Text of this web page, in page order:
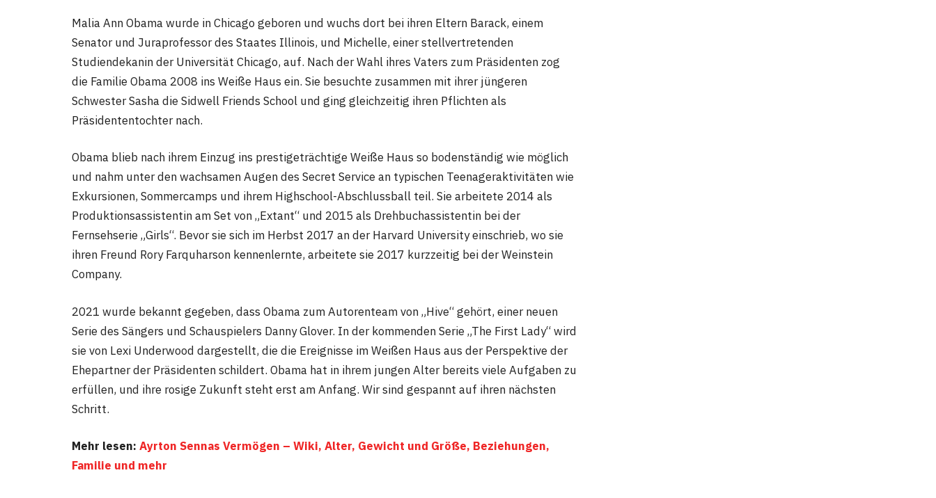
Malia Ann Obama wurde in Chicago geboren und wuchs dort bei ihren Eltern Barack, einem
Senator und Juraprofessor des Staates Illinois, und Michelle, einer stellvertretenden
Studiendekanin der Universität Chicago, auf. Nach der Wahl ihres Vaters zum Präsidenten zog
die Familie Obama 2008 ins Weiße Haus ein. Sie besuchte zusammen mit ihrer jüngeren
Schwester Sasha die Sidwell Friends School und ging gleichzeitig ihren Pflichten als
Präsidententochter nach.
Obama blieb nach ihrem Einzug ins prestigeträchtige Weiße Haus so bodenständig wie möglich
und nahm unter den wachsamen Augen des Secret Service an typischen Teenageraktivitäten wie
Exkursionen, Sommercamps und ihrem Highschool-Abschlussball teil. Sie arbeitete 2014 als
Produktionsassistentin am Set von „Extant“ und 2015 als Drehbuchassistentin bei der
Fernsehserie „Girls“. Bevor sie sich im Herbst 2017 an der Harvard University einschrieb, wo sie
ihren Freund Rory Farquharson kennenlernte, arbeitete sie 2017 kurzzeitig bei der Weinstein
Company.
2021 wurde bekannt gegeben, dass Obama zum Autorenteam von „Hive“ gehört, einer neuen
Serie des Sängers und Schauspielers Danny Glover. In der kommenden Serie „The First Lady“ wird
sie von Lexi Underwood dargestellt, die die Ereignisse im Weißen Haus aus der Perspektive der
Ehepartner der Präsidenten schildert. Obama hat in ihrem jungen Alter bereits viele Aufgaben zu
erfüllen, und ihre rosige Zukunft steht erst am Anfang. Wir sind gespannt auf ihren nächsten
Schritt.
Mehr lesen: Ayrton Sennas Vermögen – Wiki, Alter, Gewicht und Größe, Beziehungen,
Familie und mehr